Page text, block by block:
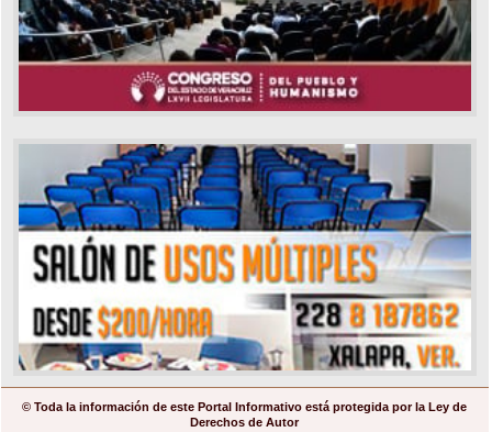
© Toda la información de este Portal Informativo está protegida por la Ley de
Derechos de Autor